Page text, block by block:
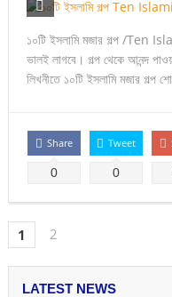
১০টি ইসলামি মজার গল্প /Ten
ভালই লাগবে। গল্প থেকে আনন্দ
লিখনীতে ১০টি ইসলামি মজার গল্প
Share
0
Tweet
0
1 2
LATEST NEWS